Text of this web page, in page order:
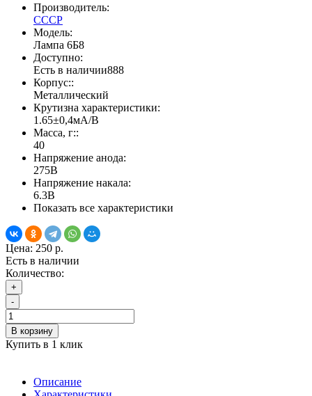
Производитель:
СССР
Модель:
Лампа 6Б8
Доступно:
Есть в наличии888
Корпус::
Металлический
Крутизна характеристики:
1.65±0,4мА/В
Масса, г::
40
Напряжение анода:
275В
Напряжение накала:
6.3В
Показать все характеристики
Цена: 250 р.
Есть в наличии
Количество:
+
-
В корзину
Купить в 1 клик
Описание